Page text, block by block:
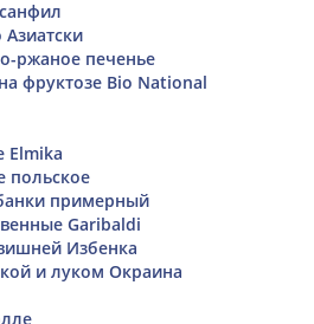
ржаное печенье
фруктозе Bio National
Elmika
польское
примерный
Garibaldi
Избенка
и луком Окраина